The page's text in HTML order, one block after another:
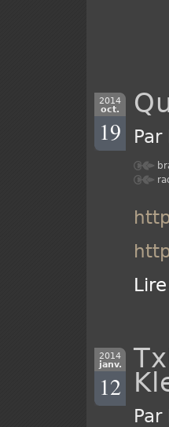
2014
oct.
19 Par
2014
janv.
12
Par